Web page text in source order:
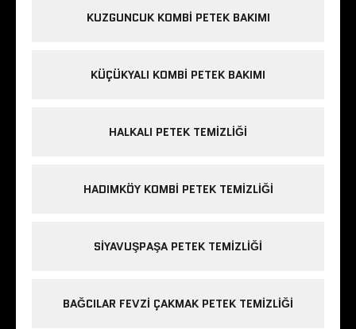
KUZGUNCUK KOMBI PETEK BAKIMI
KÜÇÜKYALI KOMBI PETEK BAKIMI
HALKALI PETEK TEMIZLIĞI
HADIMKÖY KOMBI PETEK TEMIZLIĞI
SIYAVUŞPAŞA PETEK TEMIZLIĞI
BAĞCILAR FEVZI ÇAKMAK PETEK TEMIZLIĞI